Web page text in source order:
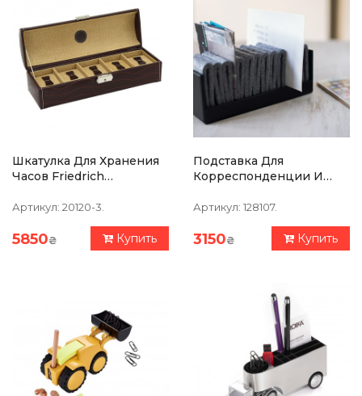
Шкатулка Для Хранения
Часов Friedrich
Коричневая
Артикул: 20120-3.
5850₴ Купить
Подставка Для
Корреспонденции И
Артикул: 128107.
3150₴ Купить